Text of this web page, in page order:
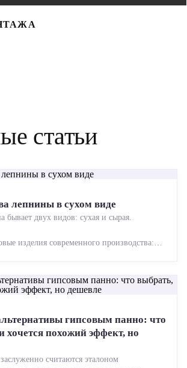
статьи
лепнины в сухом виде
бывает двух видов: сухая и сырая.
изделия современного производства:
гипсовым панно: что
хочется похожий эффект, но
считаются эталоном